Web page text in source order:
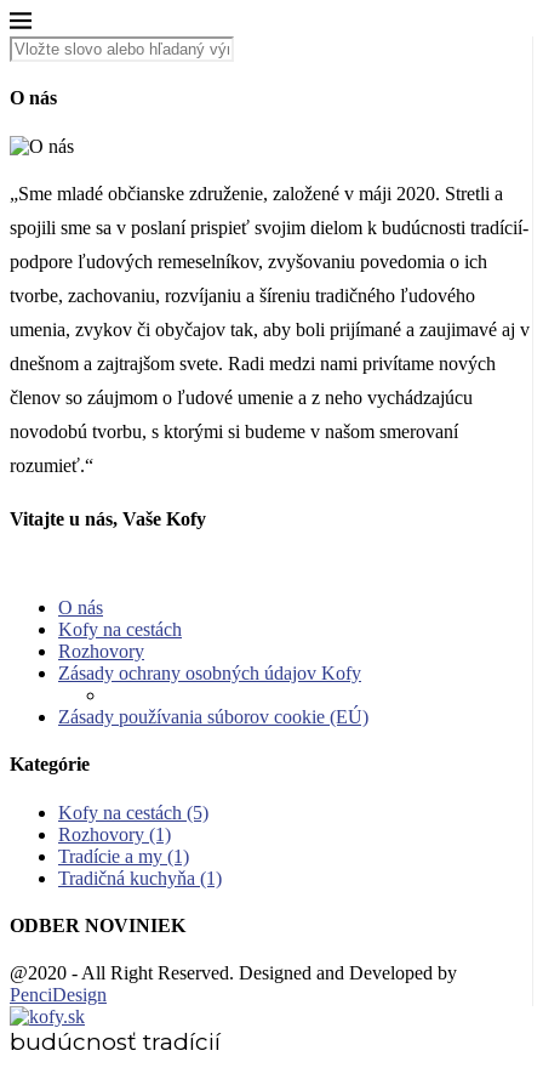
O nás
„Sme mladé občianske združenie, založené v máji 2020. Stretli a
spojili sme sa v poslaní prispieť svojim dielom k budúcnosti tradícií-
podpore ľudových remeselníkov, zvyšovaniu povedomia o ich
tvorbe, zachovaniu, rozvíjaniu a šíreniu tradičného ľudového
umenia, zvykov či obyčajov tak, aby boli prijímané a zaujimavé aj v
dnešnom a zajtrajšom svete. Radi medzi nami privítame nových
členov so záujmom o ľudové umenie a z neho vychádzajúcu
novodobú tvorbu, s ktorými si budeme v našom smerovaní
rozumieť.“
Vitajte u nás, Vaše Kofy
O nás
Kofy na cestách
Rozhovory
Zásady ochrany osobných údajov Kofy
Zásady používania súborov cookie (EÚ)
Kategórie
Kofy na cestách (5)
Rozhovory (1)
Tradície a my (1)
Tradičná kuchyňa (1)
ODBER NOVINIEK
@2020 - All Right Reserved. Designed and Developed by
PenciDesign
budúcnosť tradícií